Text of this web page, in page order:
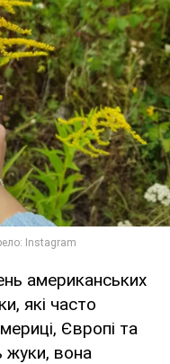
американських
які часто
Європі та
жуки, вона